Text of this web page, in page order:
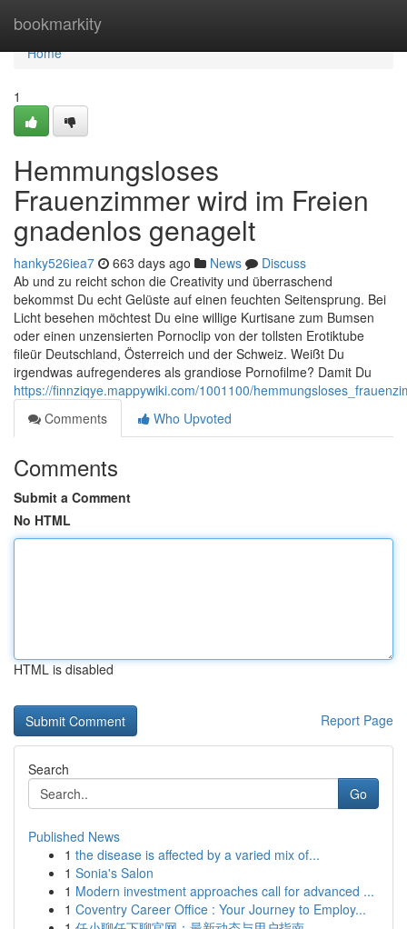
bookmarkity
Home
Home
1
Hemmungsloses
Frauenzimmer wird im Freien
gnadenlos genagelt
hanky526iea7 663 days ago News
Discuss
Ab und zu reicht schon die Creativity und überraschend
bekommst Du echt Gelüste auf einen feuchten Seitensprung. Bei
Licht besehen möchtest Du eine willige Kurtisane zum Bumsen
oder einen unzensierten Pornoclip von der tollsten Erotiktube
fileür Deutschland, Österreich und der Schweiz. Weißt Du
irgendwas aufregenderes als grandiose Pornofilme? Damit Du
https://finnziqye.mappywiki.com/1001100/
Comments
Who Upvoted
Comments
Submit a Comment
No HTML
HTML is disabled
Report Page
Search
Go
Published News
1 the disease is affected by a varied mix of...
1 Sonia's Salon
1 Modern investment approaches call for advanced ...
1 Coventry Career Office : Your Journey to Employ...